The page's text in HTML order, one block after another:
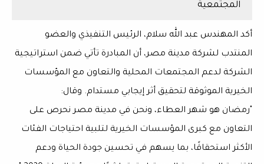
المجتمعية
أكد المهندس عبد الله سلام، الرئيس التنفيذي والعضو
المنتدب لشركة مدينة مصر، أن المبادرة تأتي ضمن استراتيجية
الشركة لدعم المجتمعات المحلية والتعاون مع المؤسسات
الخيرية الموثوقة لتحقيق أثر إيجابي مستدام. وقال:
"رمضان هو شهر العطاء، ونحن في مدينة مصر نحرص على
التعاون مع كبرى المؤسسات الخيرية لتلبية احتياجات الفئات
الأكثر استحقاقًا، بما يسهم في تحسين جودة الحياة ودعم